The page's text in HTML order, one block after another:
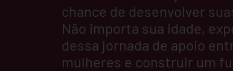
chance de desenvolver
Não importa sua idade,
dessa jornada de apoio
mulheres e construir um